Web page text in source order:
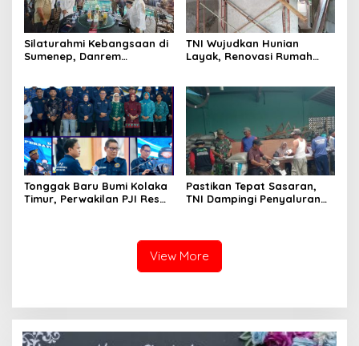
Silaturahmi Kebangsaan di
Sumenep, Danrem
Bangun Madura
TNI Wujudkan Hunian
Layak, Renovasi Rumah
Tonggak Baru Bumi Kolaka
Timur, Perwakilan PJI Resmi
Pastikan Tepat Sasaran,
TNI Dampingi Penyaluran
View More